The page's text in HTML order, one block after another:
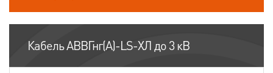
Кабель АВВГнг(А)-LS-ХЛ до 3 кВ